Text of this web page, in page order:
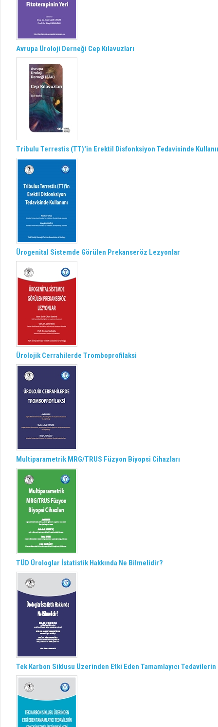
Avrupa Üroloji Derneği Cep Kılavuzları
Tribulu Terrestis (TT)'in Erektil Disfonksiyon Tedavisinde
Ürogenital Sistemde Görülen Prekanseröz Lezyonlar
Ürolojik Cerrahilerde Tromboprofilaksi
Multiparametrik MRG/TRUS Füzyon Biyopsi Cihazları
TÜD Ürologlar İstatistik Hakkında Ne Bilmelidir?
Tek Karbon Siklusu Üzerinden Etki Eden Tamamlayıcı